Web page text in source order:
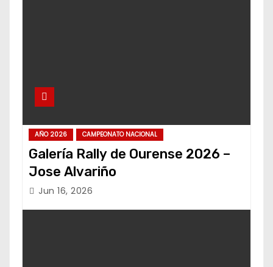
AÑO 2026 CAMPEONATO NACIONAL
Galería Rally de Ourense 2026 –
Jose Alvariño
Jun 16, 2026